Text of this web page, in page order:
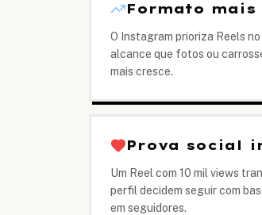
Formato mais
O Instagram prioriza Reels
alcance que fotos ou
mais cresce.
Prova social
Um Reel com 10 mil views
perfil decidem seguir com
em seguidores.